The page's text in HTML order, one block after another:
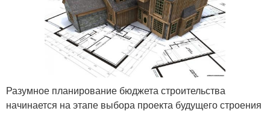
Разумное планирование бюджета строительства
начинается на этапе выбора проекта будущего строения